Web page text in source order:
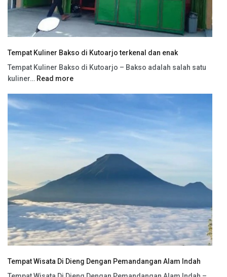
Tempat Kuliner Bakso di Kutoarjo terkenal dan enak
Tempat Kuliner Bakso di Kutoarjo – Bakso adalah salah satu
kuliner… Read more
Tempat Wisata Di Dieng Dengan Pemandangan Alam Indah